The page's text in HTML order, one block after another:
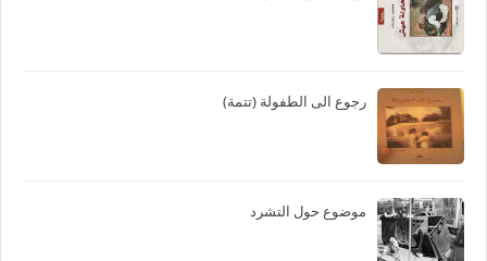
رجوع الى الطفولة (تتمة)
موضوع حول التشرد